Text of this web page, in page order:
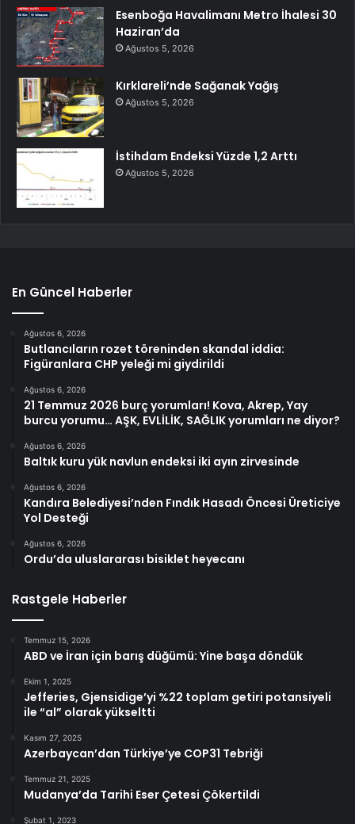
Esenboğa Havalimanı Metro İhalesi 30
Haziran’da
Ağustos 5, 2026
Kırklareli’nde Sağanak Yağış
Ağustos 5, 2026
İstihdam Endeksi Yüzde 1,2 Arttı
Ağustos 5, 2026
En Güncel Haberler
Ağustos 6, 2026
Butlancıların rozet töreninden skandal iddia:
Figüranlara CHP yeleği mi giydirildi
Ağustos 6, 2026
21 Temmuz 2026 burç yorumları! Kova, Akrep, Yay
burcu yorumu… AŞK, EVLİLİK, SAĞLIK yorumları ne diyor?
Ağustos 6, 2026
Baltık kuru yük navlun endeksi iki ayın zirvesinde
Ağustos 6, 2026
Kandıra Belediyesi’nden Fındık Hasadı Öncesi Üreticiye
Yol Desteği
Ağustos 6, 2026
Ordu’da uluslararası bisiklet heyecanı
Rastgele Haberler
Temmuz 15, 2026
ABD ve İran için barış düğümü: Yine başa döndük
Ekim 1, 2025
Jefferies, Gjensidige’yi %22 toplam getiri potansiyeli
ile “al” olarak yükseltti
Kasım 27, 2025
Azerbaycan’dan Türkiye’ye COP31 Tebriği
Temmuz 21, 2025
Mudanya’da Tarihi Eser Çetesi Çökertildi
Şubat 1, 2023